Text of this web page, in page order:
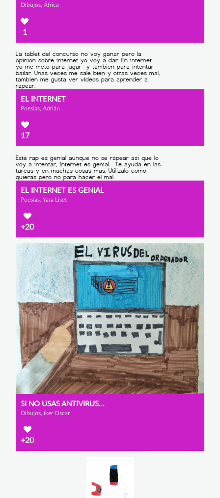
Dibujos, África
1
EL INTERNET
Poesías, Adrián
17
EL INTERNET ES GENIAL
Poesías, Yara Liset
+20
SI NO USAS ANTIVIRUS...
Dibujos, Iker Oscar
+20